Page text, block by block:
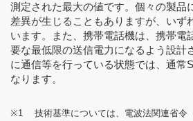
測定された最大の値です。個々の製品
差異が生じることもありますが、いず
います。また、携帯電話機は、携帯電
要な最低限の送信電力になるよう設計
に通信等を行っている状態では、通常
なります。
※1
技術基準については、電波法関連省令